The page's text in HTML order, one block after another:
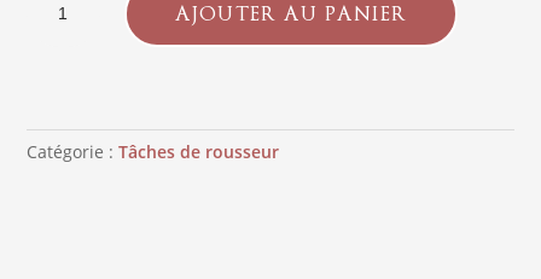
FRECKLES
»
AJOUTER AU PANIER
Catégorie :Tâches de rousseur